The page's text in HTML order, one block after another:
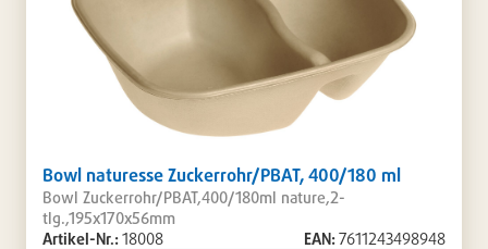
Bowl naturesse Zuckerrohr/PBAT, 400/180 ml
Bowl Zuckerrohr/PBAT,400/180ml nature,2-
tlg.,195x170x56mm
Artikel-Nr.:18008 EAN:7611243498948